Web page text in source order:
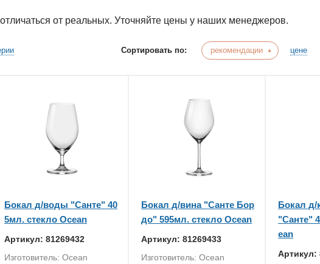
от реальных. Уточняйте цены у наших менеджеров.
Сортировать по: рекомендации цене
Бокал д/воды "Санте" 40
5мл. стекло Ocean
Артикул: 81269432
Изготовитель: Ocean
Бокал д/вина "Санте Бор
до" 595мл. стекло Ocean
Артикул: 81269433
Изготовитель: Ocean
Бокал д/
"Санте"
ean
Артикул: